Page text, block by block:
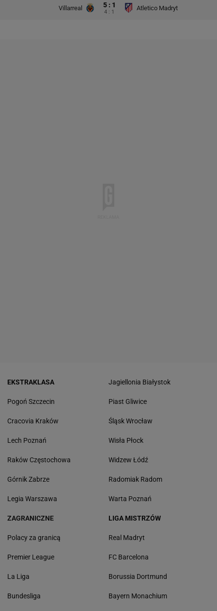
Villarreal 5 : 1
4 : 1
Atletico Madryt
EKSTRAKLASA
Pogoń Szczecin
Cracovia Kraków
Lech Poznań
Raków Częstochowa
Górnik Zabrze
Legia Warszawa
Jagiellonia Białystok
Piast Gliwice
Śląsk Wrocław
Wisła Płock
Widzew Łódź
Radomiak Radom
Warta Poznań
ZAGRANICZNE
Polacy za granicą
Premier League
La Liga
Bundesliga
LIGA MISTRZÓW
Real Madryt
FC Barcelona
Borussia Dortmund
Bayern Monachium